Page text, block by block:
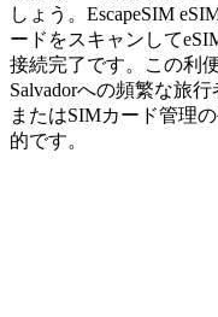
しょう。EscapeSIM
ードをスキャンして
接続完了です。この利
Salvadorへの頻繁な旅
またはSIMカード管理
的です。